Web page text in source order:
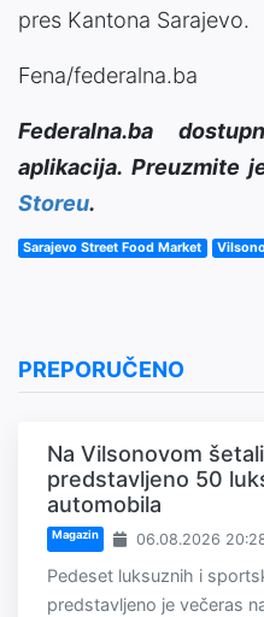
pres Kantona Sarajevo.
Fena/federalna.ba
Federalna.ba
aplikacija. Preuzmite
Storeu.
Sarajevo Street Food Market
PREPORUČENO
Na Vilsonovom
predstavljeno 50
automobila
Magazin 06.08.2026
Pedeset luksuznih i
predstavljeno je večeras